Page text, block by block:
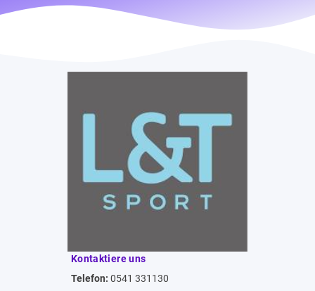
Kontaktiere uns
Telefon: 0541 331130